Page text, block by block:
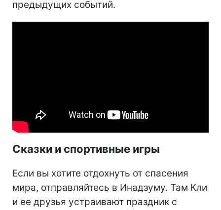
предыдущих событий.
Сказки и спортивные игры
Если вы хотите отдохнуть от спасения
мира, отправляйтесь в Инадзуму. Там Кли
и ее друзья устраивают праздник с